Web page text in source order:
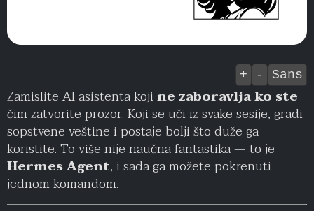
+ - Sans
Zamislite AI asistenta kojine zaboravlja ko ste
čim zatvorite prozor. Koji se uči iz svake sesije, gradi
sopstvene veštine i postaje bolji što duže ga
koristite. To više nije naučna fantastika — to je
Hermes Agent, i sada ga možete pokrenuti
jednom komandom.